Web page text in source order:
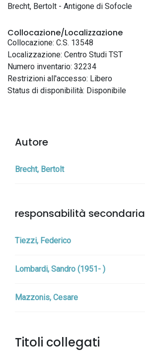
Brecht, Bertolt - Antigone di Sofocle
Collocazione/Localizzazione
Collocazione: C.S. 13548
Localizzazione: Centro Studi TST
Numero inventario: 32234
Restrizioni all'accesso: Libero
Status di disponibilità: Disponibile
Autore
Brecht, Bertolt
responsabilità secondaria
Tiezzi, Federico
Lombardi, Sandro (1951- )
Mazzonis, Cesare
Titoli collegati